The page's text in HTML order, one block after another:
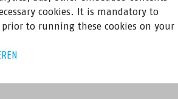
cookies. It is mandatory to
prior to running these cookies on your